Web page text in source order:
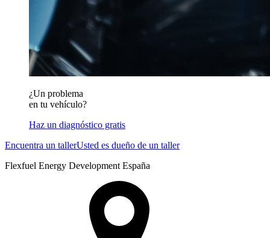
¿Un problema
en tu vehículo?
Haz un diagnóstico gratis
Encuentra un tallerUsted es dueño de un taller
Flexfuel Energy Development España